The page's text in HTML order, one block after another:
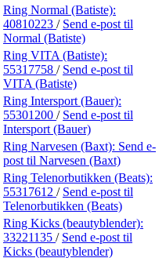
Ring Normal (Batiste):
40810223 / Send e-post til
Normal (Batiste)
Ring VITA (Batiste):
55317758 / Send e-post til
VITA (Batiste)
Ring Intersport (Bauer):
55301200 / Send e-post til
Intersport (Bauer)
Ring Narvesen (Baxt): Send e-
post til Narvesen (Baxt)
Ring Telenorbutikken (Beats):
55317612 / Send e-post til
Telenorbutikken (Beats)
Ring Kicks (beautyblender):
33221135 / Send e-post til
Kicks (beautyblender)